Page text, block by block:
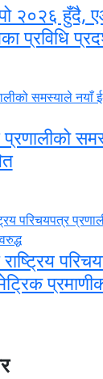
२०२६ हुँदै,
प्रविधि
प्रणालीको